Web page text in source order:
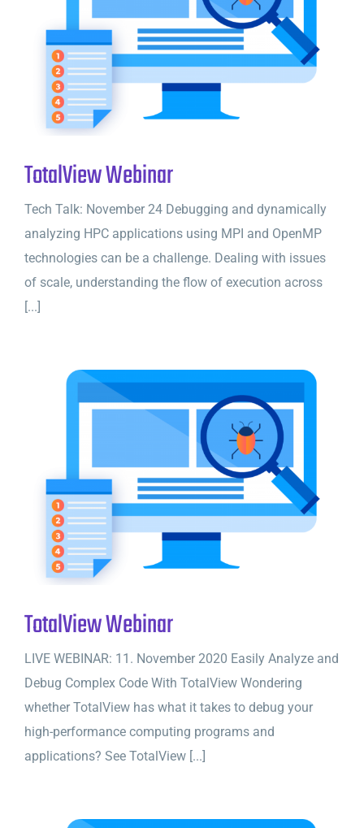
TotalView Webinar
Tech Talk: November 24 Debugging and dynamically
analyzing HPC applications using MPI and OpenMP
technologies can be a challenge. Dealing with issues
of scale, understanding the flow of execution across
[...]
TotalView Webinar
LIVE WEBINAR: 11. November 2020 Easily Analyze and
Debug Complex Code With TotalView Wondering
whether TotalView has what it takes to debug your
high-performance computing programs and
applications? See TotalView [...]